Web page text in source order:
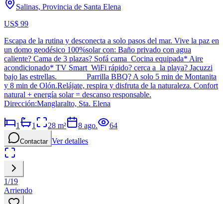
Salinas, Provincia de Santa Elena
US$ 99
Escapa de la rutina y desconecta a solo pasos del mar. Vive la paz en
un domo geodésico 100%solar con: Baño privado con agua
caliente? Cama de 3 plazas? Sofá cama Cocina equipada* Aire
acondicionado* TV Smart WiFi rápido? cerca a la playa? Jacuzzi
bajo las estrellas. Parrilla BBQ? A solo 5 min de Montanita
y 8 min de Olón.Relájate, respira y disfruta de la naturaleza. Confort
natural + energía solar = descanso responsable.
Dirección:Manglaralto, Sta. Elena
1 1 28 m² 8 ago. 64
Contactar Ver detalles
1/19
Arriendo